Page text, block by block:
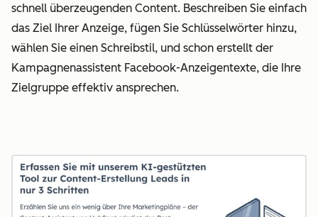
schnell überzeugenden Content. Beschreiben Sie einfach
das Ziel Ihrer Anzeige, fügen Sie Schlüsselwörter hinzu,
wählen Sie einen Schreibstil, und schon erstellt der
Kampagnenassistent Facebook-Anzeigentexte, die Ihre
Zielgruppe effektiv ansprechen.